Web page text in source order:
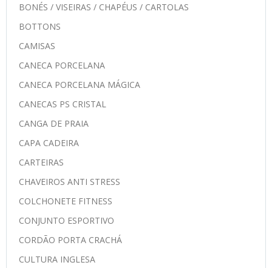
BONÉS / VISEIRAS / CHAPÉUS / CARTOLAS
BOTTONS
CAMISAS
CANECA PORCELANA
CANECA PORCELANA MÁGICA
CANECAS PS CRISTAL
CANGA DE PRAIA
CAPA CADEIRA
CARTEIRAS
CHAVEIROS ANTI STRESS
COLCHONETE FITNESS
CONJUNTO ESPORTIVO
CORDÃO PORTA CRACHÁ
CULTURA INGLESA